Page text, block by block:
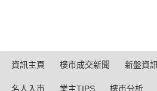
資訊主頁 樓市成交新聞 新盤資訊
名人入市 業主TIPS 樓市分析